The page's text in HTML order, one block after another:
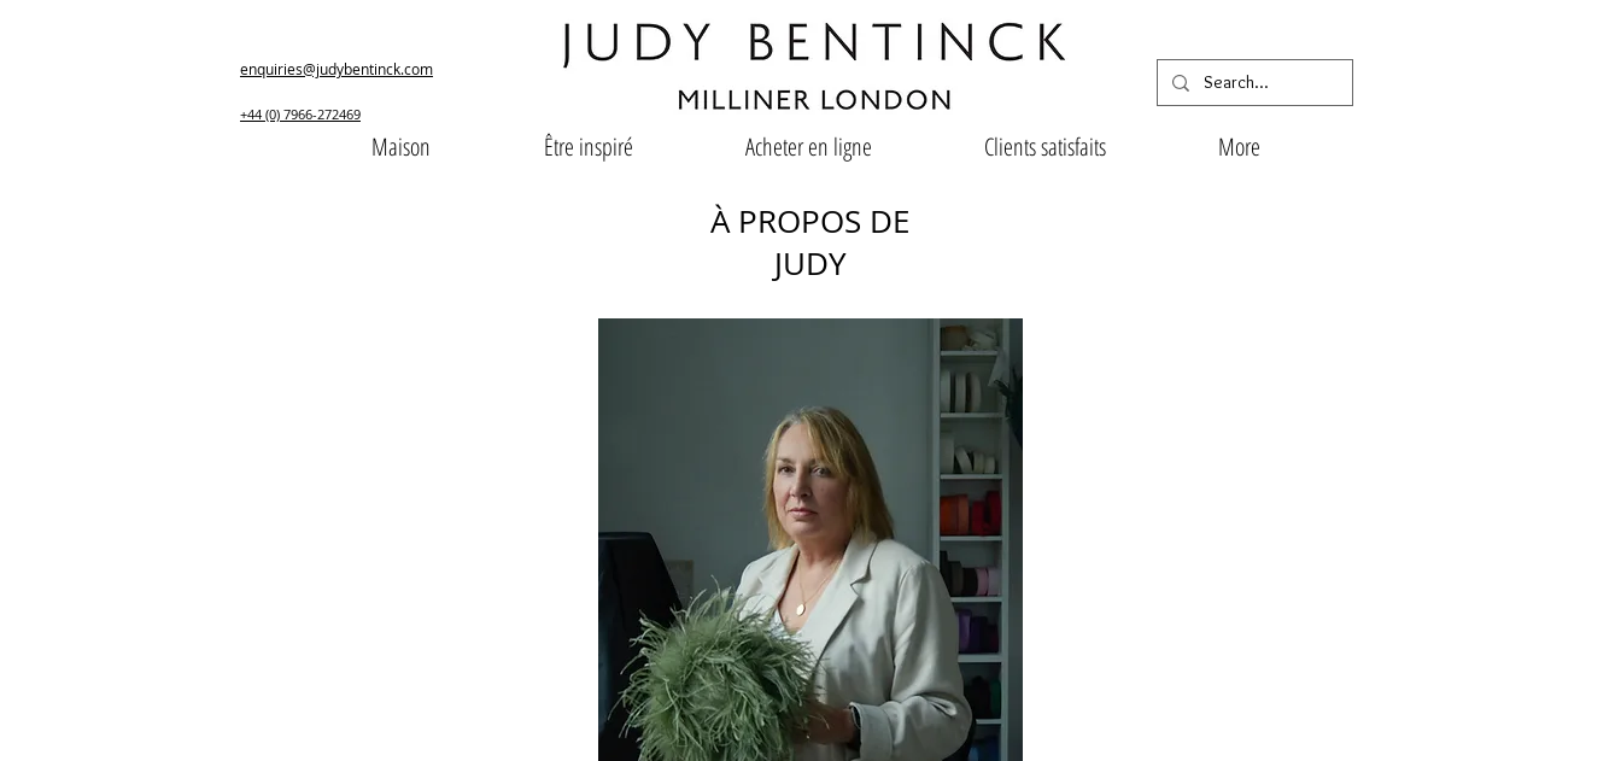
enquiries@judybentinck.com
+44 (0) 7966-272469
Maison Être inspiré Acheter en ligne Clients satisfaits More
À PROPOS DE
JUDY